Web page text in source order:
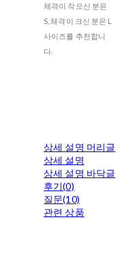
체격이 작으신 분은
S, 체격이 크신 분은 L
사이즈를 추천합니
다.
상세 설명 머리글
상세 설명
상세 설명 바닥글
후기(0)
질문(10)
관련 상품